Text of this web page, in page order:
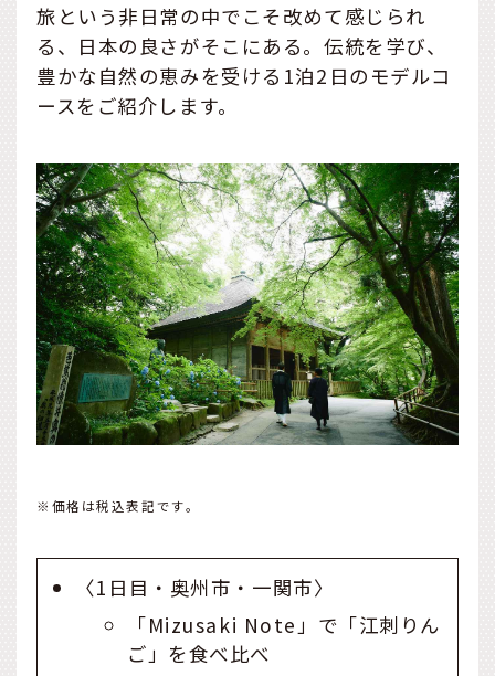
旅という非日常の中でこそ改めて感じられ
る、日本の良さがそこにある。伝統を学び、
豊かな自然の恵みを受ける1泊2日のモデルコ
ースをご紹介します。
※価格は税込表記です。
〈1日目・奥州市・一関市〉
「Mizusaki Note」で「江刺りん
ご」を食べ比べ